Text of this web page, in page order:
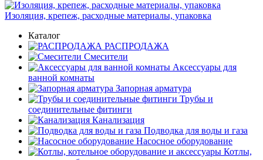
Изоляция, крепеж, расходные материалы, упаковка
Каталог
РАСПРОДАЖА
Смесители
Аксессуары для
ванной комнаты
Запорная арматура
Трубы и
соединительные фитинги
Канализация
Подводка для воды и газа
Насосное оборудование
Котлы,